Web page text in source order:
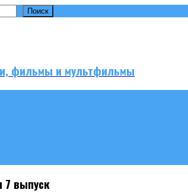
фильмы и мультфильмы
7 выпуск